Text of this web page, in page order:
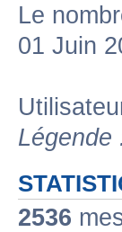
Le
01 Juin
2536